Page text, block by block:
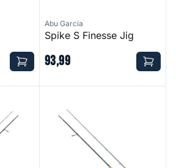
Abu Garcia
Spike S Finesse Jig
93,99